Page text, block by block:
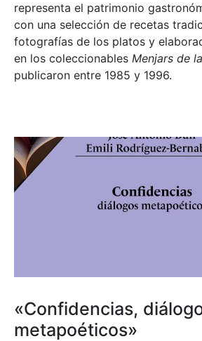
representa el patrimonio
con una selección de recetas
fotografías de los platos y
en los coleccionables Menjars de
publicaron entre 1985 y 1996.
«Confidencias,
metapoéticos»